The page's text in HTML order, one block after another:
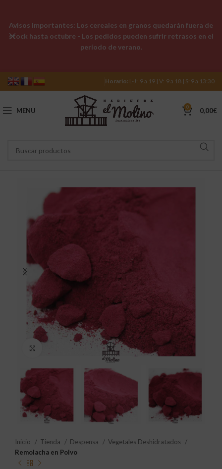
Horario: L-J: 9 a 19 | V: 9 a 18 | S: 9 a 13:30
MENU 0 0,00€
Click to enlarge
Inicio Tienda Despensa
Vegetales Deshidratados
Remolacha en Polvo
Avisos importantes: Los cereales en granos quedarán fuera de
stock hasta octubre - Los pedidos pueden sufrir retrasos en el
período de verano.